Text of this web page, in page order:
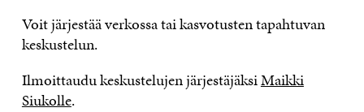
Voit järjestää verkossa tai kasvotusten tapahtuvan
keskustelun.
Ilmoittaudu keskustelujen järjestäjäksiMaikki
Siukolle.